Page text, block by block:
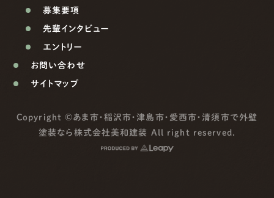
募集要項
先輩インタビュー
エントリー
お問い合わせ
サイトマップ
Copyright ©あま市・稲沢市・津島市・愛西市・清須市で外壁
塗装なら株式会社美和建装 All right reserved.